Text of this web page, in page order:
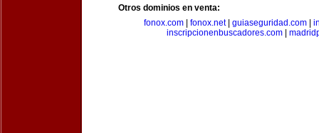
Otros dominios en venta:
fonox.com| fonox.net| guiaseguridad.com|
inscripcionenbuscadores.com|